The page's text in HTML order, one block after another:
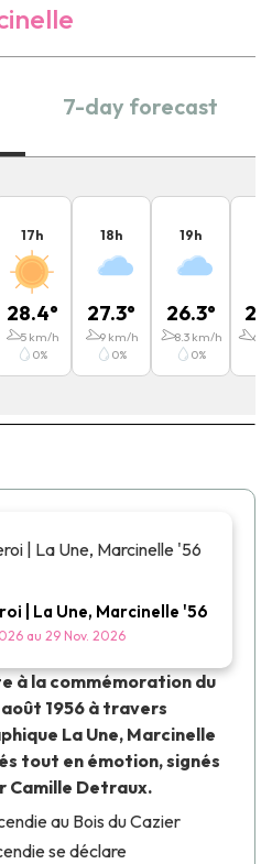
7-day forecast
17h
28.4°
5km/h
0%
18h
27.3°
9km/h
0%
19h
26.3°
8.3km/h
0%
6.8
| La Une, Marcinelle '56
au 29 Nov. 2026
à la commémoration du
1956 à travers
La Une, Marcinelle
tout en émotion, signés
Camille Detraux.
au Bois du Cazier
se déclare